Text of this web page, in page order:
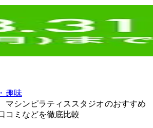
趣味
マシンピラティススタジオのおすすめ
コミなどを徹底比較